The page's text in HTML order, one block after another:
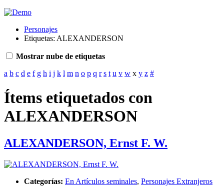
Personajes
Etiquetas: ALEXANDERSON
Mostrar nube de etiquetas
a b c d e f g h i j k l m n o p q r s t u v w x y z #
Ítems etiquetados con
ALEXANDERSON
ALEXANDERSON, Ernst F. W.
Categorías: En Artículos seminales, Personajes Extranjeros